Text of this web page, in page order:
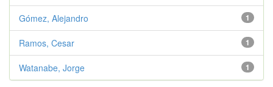
1
Gómez, Alejandro
1
Ramos, Cesar
1
Watanabe, Jorge